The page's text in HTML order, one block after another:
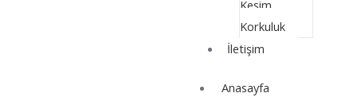
Kesim
Korkuluk
İletişim
Anasayfa